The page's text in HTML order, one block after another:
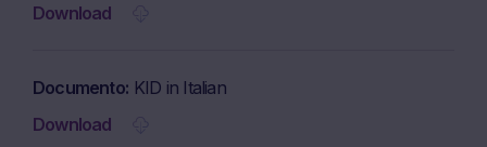
Download
Documento KID in Italian
Download